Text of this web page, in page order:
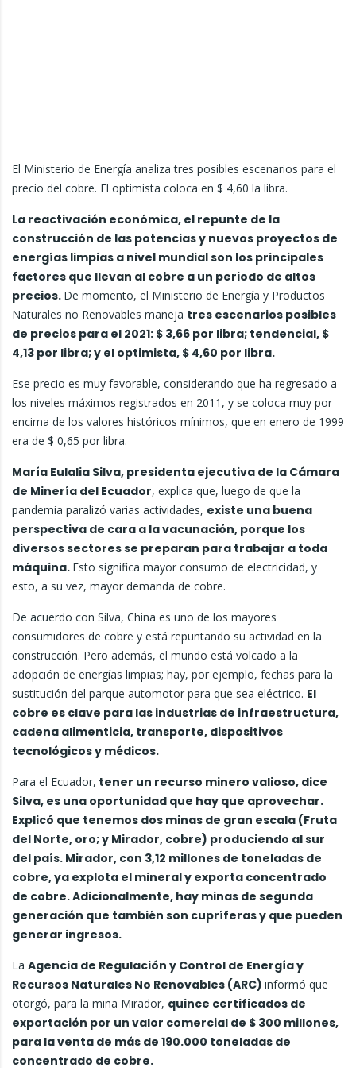
El Ministerio de Energía analiza tres posibles escenarios para el
precio del cobre. El optimista coloca en $ 4,60 la libra.
La reactivación económica, el repunte de la
construcción de las potencias y nuevos proyectos de
energías limpias a nivel mundial son los principales
factores que llevan al cobre a un periodo de altos
precios. De momento, el Ministerio de Energía y Productos
Naturales no Renovables maneja tres escenarios posibles
de precios para el 2021: $ 3,66 por libra; tendencial, $
4,13 por libra; y el optimista, $ 4,60 por libra.
Ese precio es muy favorable, considerando que ha regresado a
los niveles máximos registrados en 2011, y se coloca muy por
encima de los valores históricos mínimos, que en enero de 1999
era de $ 0,65 por libra.
María Eulalia Silva, presidenta ejecutiva de la Cámara
de Minería del Ecuador, explica que, luego de que la
pandemia paralizó varias actividades, existe una buena
perspectiva de cara a la vacunación, porque los
diversos sectores se preparan para trabajar a toda
máquina. Esto significa mayor consumo de electricidad, y
esto, a su vez, mayor demanda de cobre.
De acuerdo con Silva, China es uno de los mayores
consumidores de cobre y está repuntando su actividad en la
construcción. Pero además, el mundo está volcado a la
adopción de energías limpias; hay, por ejemplo, fechas para la
sustitución del parque automotor para que sea eléctrico. El
cobre es clave para las industrias de infraestructura,
cadena alimenticia, transporte, dispositivos
tecnológicos y médicos.
Para el Ecuador, tener un recurso minero valioso, dice
Silva, es una oportunidad que hay que aprovechar.
Explicó que tenemos dos minas de gran escala (Fruta
del Norte, oro; y Mirador, cobre) produciendo al sur
del país. Mirador, con 3,12 millones de toneladas de
cobre, ya explota el mineral y exporta concentrado
de cobre. Adicionalmente, hay minas de segunda
generación que también son cupríferas y que pueden
generar ingresos.
La Agencia de Regulación y Control de Energía y
Recursos Naturales No Renovables (ARC) informó que
otorgó, para la mina Mirador, quince certificados de
exportación por un valor comercial de $ 300 millones,
para la venta de más de 190.000 toneladas de
concentrado de cobre.